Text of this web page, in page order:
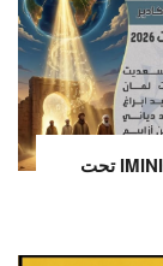
أكادير تجمع مغاربة العالم في مهرجان IMINIG تحت